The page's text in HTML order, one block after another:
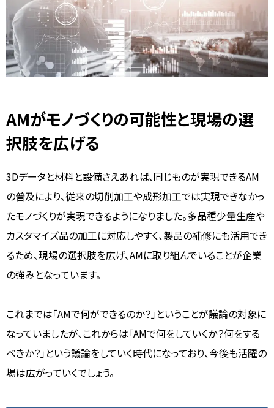
AMがモノづくりの可能性と現場の選
択肢を広げる
3Dデータと材料と設備さえあれば、同じものが実現できるAM
の普及により、従来の切削加工や成形加工では実現できなかっ
たモノづくりが実現できるようになりました。多品種少量生産や
カスタマイズ品の加工に対応しやすく、製品の補修にも活用でき
るため、現場の選択肢を広げ、AMに取り組んでいることが企業
の強みとなっています。
これまでは「AMで何ができるのか？」ということが議論の対象に
なっていましたが、これからは「AMで何をしていくか？何をする
べきか？」という議論をしていく時代になっており、今後も活躍の
場は広がっていくでしょう。